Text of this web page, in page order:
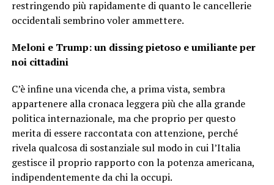
restringendo più rapidamente di quanto le cancellerie
occidentali sembrino voler ammettere.
Meloni e Trump: un dissing pietoso e umiliante per
noi cittadini
C’è infine una vicenda che, a prima vista, sembra
appartenere alla cronaca leggera più che alla grande
politica internazionale, ma che proprio per questo
merita di essere raccontata con attenzione, perché
rivela qualcosa di sostanziale sul modo in cui l’Italia
gestisce il proprio rapporto con la potenza americana,
indipendentemente da chi la occupi.